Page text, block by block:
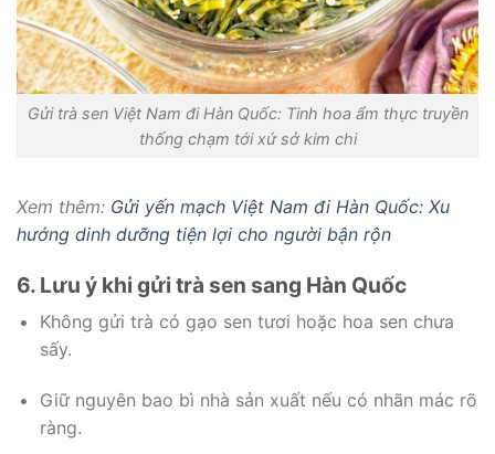
Gửi trà sen Việt Nam đi Hàn Quốc: Tinh hoa ẩm thực truyền
thống chạm tới xứ sở kim chi
Xem thêm: Gửi yến mạch Việt Nam đi Hàn Quốc: Xu
hướng dinh dưỡng tiện lợi cho người bận rộn
6. Lưu ý khi gửi trà sen sang Hàn Quốc
Không gửi trà có gạo sen tươi hoặc hoa sen chưa
sấy.
Giữ nguyên bao bì nhà sản xuất nếu có nhãn mác rõ
ràng.